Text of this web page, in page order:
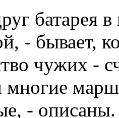
батарея
- бывает,
чужих -
многие
- описаны.